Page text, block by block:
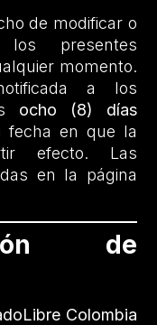
de modificar o
los presentes
momento.
a los
ocho (8) días
fecha en que la
efecto. Las
en la página
de
Colombia